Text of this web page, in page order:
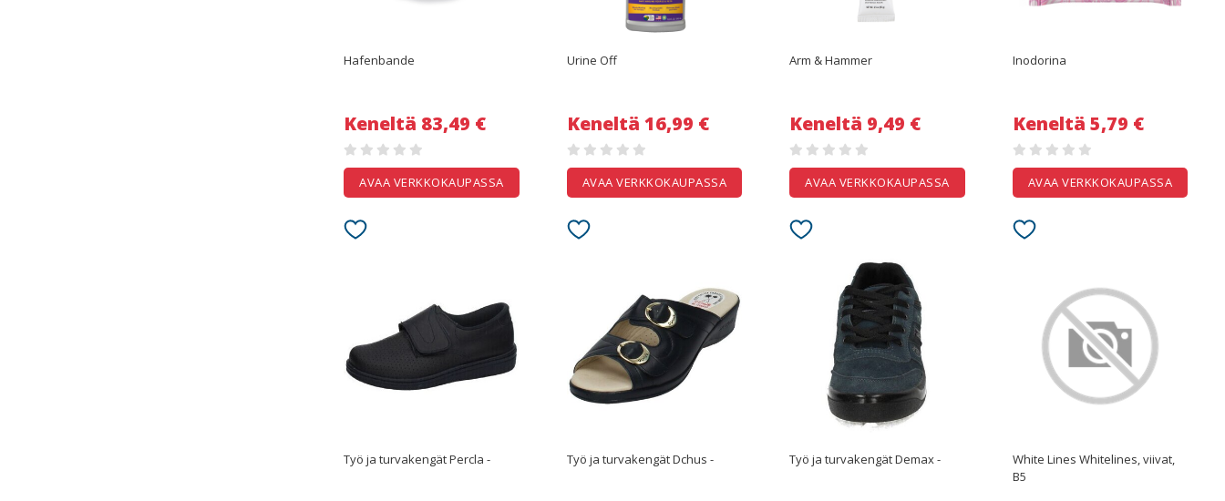
Hafenbande
Keneltä 83,49 €
AVAA VERKKOKAUPASSA
Urine Off
Keneltä 16,99 €
AVAA VERKKOKAUPASSA
Arm & Hammer
Keneltä 9,49 €
AVAA VERKKOKAUPASSA
Inodorina
Keneltä 5,79 €
AVAA VERKKOKAUPASSA
Työ ja turvakengät Percla - Työ ja turvakengät Dchus - Työ ja turvakengät Demax -
White Lines Whitelines, viivat,
B5